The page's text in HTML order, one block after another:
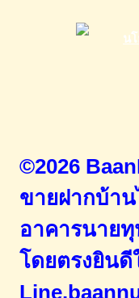
©2026
ขายฝากบ้า
อาคารนายทุ
โดยตรงยินดี